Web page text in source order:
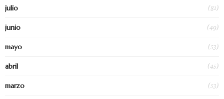
julio (81)
junio (49)
mayo (53)
abril (45)
marzo (53)